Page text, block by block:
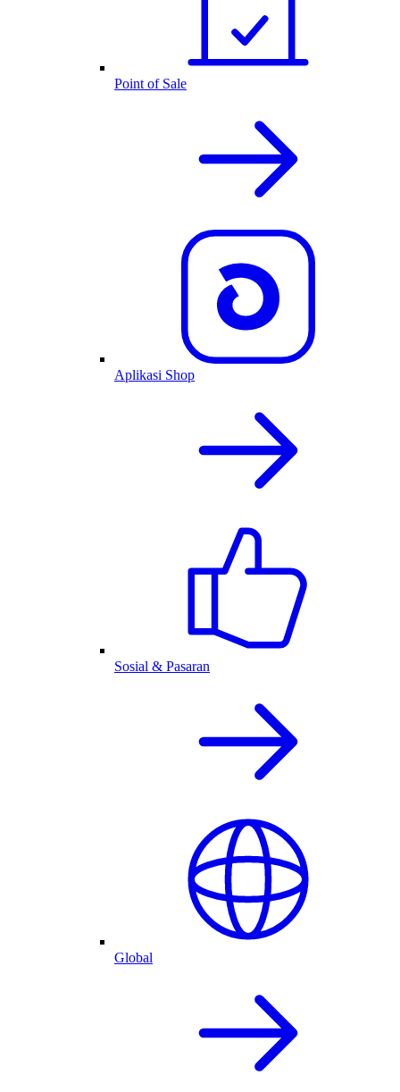
Point of Sale
Aplikasi Shop
Sosial & Pasaran
Global